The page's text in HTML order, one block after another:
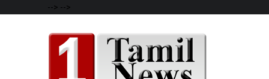
--> -->